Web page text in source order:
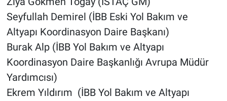
Seyfullah Demirel (İBB Eski Yol Bakım ve
Altyapı Koordinasyon Daire Başkanı)
Burak Alp (İBB Yol Bakım ve Altyapı
Koordinasyon Daire Başkanlığı Avrupa Müdür
Yardımcısı)
Ekrem Yıldırım (İBB Yol Bakım ve Altyapı
Canlı Yayın